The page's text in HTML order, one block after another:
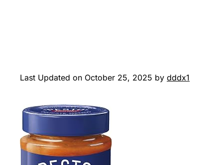
Last Updated on October 25, 2025 by dddx1